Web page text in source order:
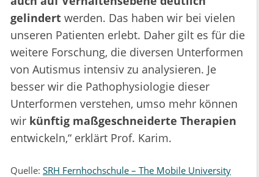
gelindert werden. Das haben wir bei vielen
unseren Patienten erlebt. Daher gilt es für die
weitere Forschung, die diversen Unterformen
von Autismus intensiv zu analysieren. Je
besser wir die Pathophysiologie dieser
Unterformen verstehen, umso mehr können
wir künftig maßgeschneiderte Therapien
entwickeln,“ erklärt Prof. Karim.
Quelle: SRH Fernhochschule – The Mobile University